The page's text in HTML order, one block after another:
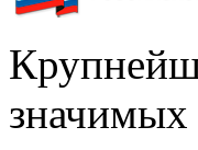
значимых